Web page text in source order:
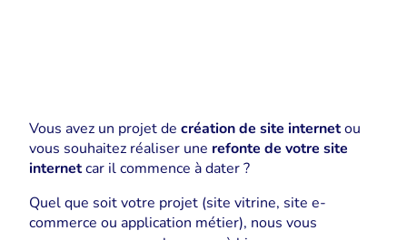
Vous avez un projet de création de site internetou
vous souhaitez réaliser une refonte de votre site
internetcar il commence à dater ?
Quel que soit votre projet (site vitrine, site e-
commerce ou application métier), nous vous